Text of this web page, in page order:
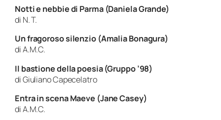
Notti e nebbie di Parma (Daniela Grande)
di N. T.
Un fragoroso silenzio (Amalia Bonagura)
di A.M.C.
Il bastione della poesia (Gruppo ’98)
di Giuliano Capecelatro
Entra in scena Maeve (Jane Casey)
di A.M.C.